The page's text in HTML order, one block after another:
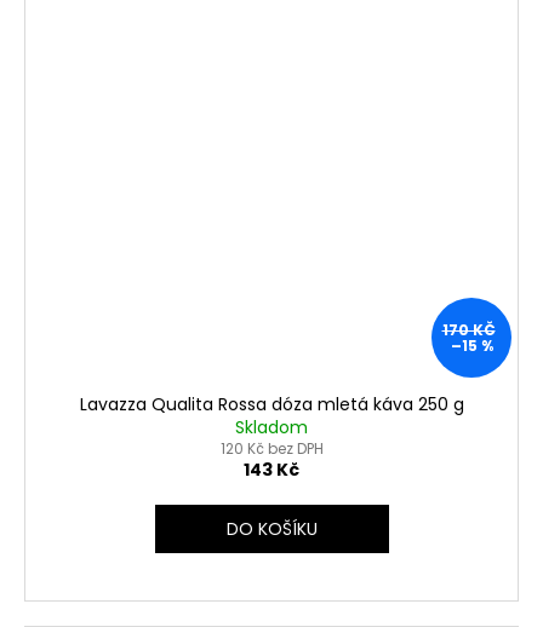
170 KČ
–15 %
Lavazza Qualita Rossa dóza mletá káva 250 g
Skladom
120 Kč bez DPH
143 Kč
DO KOŠÍKU